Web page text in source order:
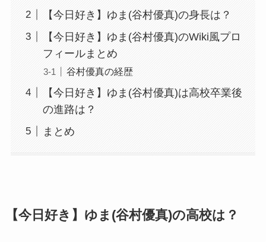
【今日好き】ゆま(谷村優真)の身長は？
【今日好き】ゆま(谷村優真)のWiki風プロ
フィールまとめ
谷村優真の経歴
【今日好き】ゆま(谷村優真)は高校卒業後
の進路は？
まとめ
【今日好き】ゆま(谷村優真)の高校は？